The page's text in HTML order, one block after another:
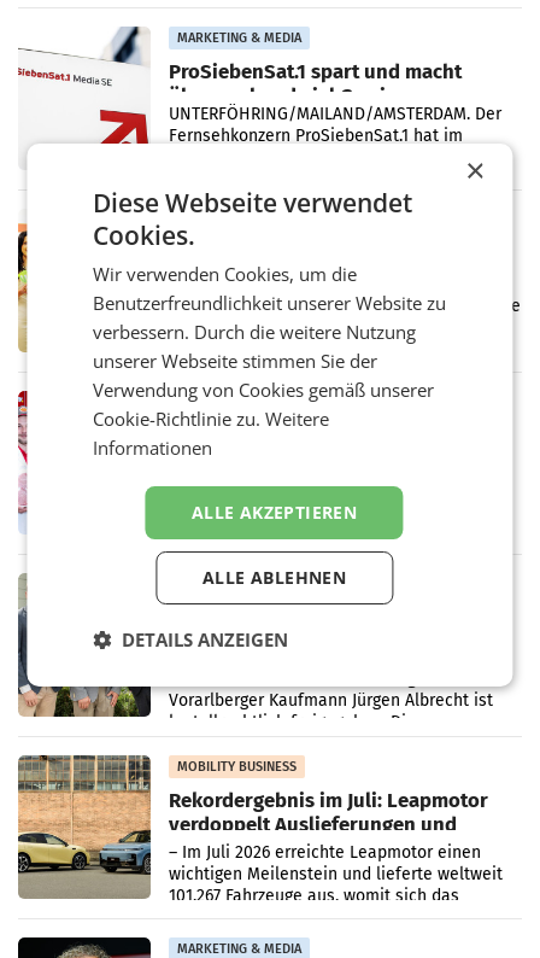
einem Plus von 3,8 Prozent gegenüber dem
Vergleichszeitraum
MARKETING & MEDIA
ProSiebenSat.1 spart und macht
überraschend viel Gewinn
UNTERFÖHRING/MAILAND/AMSTERDAM. Der
Fernsehkonzern ProSiebenSat.1 hat im
Markterwartung deutlich übertroffen.
Müller informieren am POS über
Kreislauffähigkeit
Über den gesamten August hinweg rücken die
Altstoff Recycling Austria AG (ARA) und der
Handelskonzern Müller die Initiative
„Kreislauf-Helden“ in allen österreichischen
Müller-Filialen
RETAIL
Ober- und Niederösterreich
laufenden Modernisierungsoffensive
erneuert Penny zwei Filialen in Nieder- und
Oberösterreich. Die beiden Standorte liegen
RETAIL
Albrecht setzt ab 1.1.2027 auf Adeg
Vorarlberger Kaufmann Jürgen Albrecht ist
kartellrechtlich freigegeben: Die
Bundeswettbewerbsbehörde und der
Bundeskartellanwalt
MOBILITY BUSINESS
Rekordergebnis im Juli: Leapmotor
verdoppelt Auslieferungen und
überschreitet die 100.000er-Marke
– Im Juli 2026 erreichte Leapmotor einen
wichtigen Meilenstein und lieferte weltweit
101.267 Fahrzeuge aus, womit sich das
Ergebnis gegenüber Juli 2025 mehr als
verdoppelte (+102
MARKETING & MEDIA
×
Diese Webseite verwendet
Cookies.
Wir verwenden Cookies, um die
Benutzerfreundlichkeit unserer Website zu
verbessern. Durch die weitere Nutzung
unserer Webseite stimmen Sie der
Verwendung von Cookies gemäß unserer
Cookie-Richtlinie zu.Weitere
Informationen
ALLE AKZEPTIEREN
ALLE ABLEHNEN
DETAILS ANZEIGEN